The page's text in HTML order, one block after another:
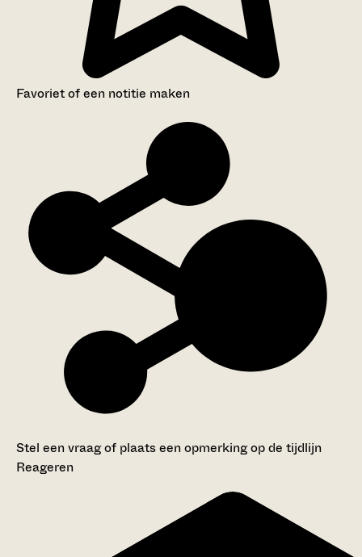
Favoriet of een notitie maken
Stel een vraag of plaats een opmerking op de tijdlijn
Reageren